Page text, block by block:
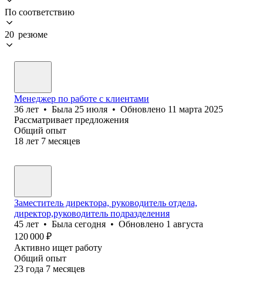
По соответствию
20 резюме
Менеджер по работе с клиентами
36 лет • Была 25 июля • Обновлено 11 марта 2025
Рассматривает предложения
Общий опыт
18 лет 7 месяцев
Заместитель директора, руководитель отдела,
директор,руководитель подразделения
45 лет • Была сегодня • Обновлено 1 августа
120 000 ₽
Активно ищет работу
Общий опыт
23 года 7 месяцев